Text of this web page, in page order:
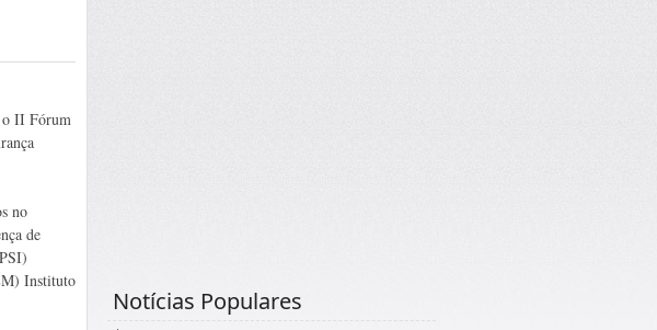
o II Fórum
no
de
Instituto
Notícias Populares